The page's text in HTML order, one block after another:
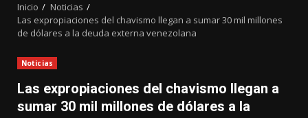
Inicio
Noticias
Las expropiaciones del chavismo llegan a sumar 30 mil millones
de dólares a la deuda externa venezolana
Noticias
Las expropiaciones del chavismo llegan a
sumar 30 mil millones de dólares a la